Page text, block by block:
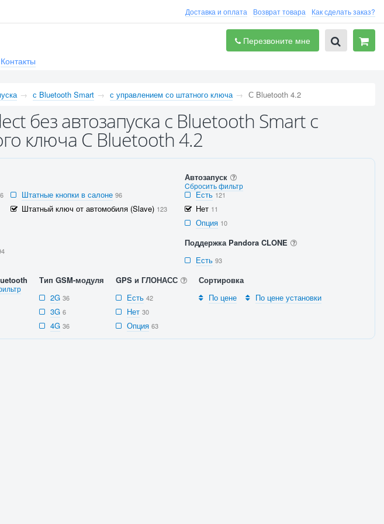
Доставка и оплата Возврат товара Как сделать заказ?
Перезвоните мне
Контакты
с Bluetooth Smart с управлением со штатного ключа С Bluetooth 4.2
без автозапуска с Bluetooth Smart с
ключа С Bluetooth 4.2
Штатные кнопки в салоне 96
Штатный ключ от автомобиля (Slave) 123
Автозапуск
Cбросить фильтр
Есть 121
Нет 11
Опция 10
Поддержка Pandora CLONE
Есть 93
Тип GSM-модуля
2G 36
3G 6
4G 36
GPS и ГЛОНАСС
Есть 42
Нет 30
Опция 63
Сортировка
По цене
По цене установки